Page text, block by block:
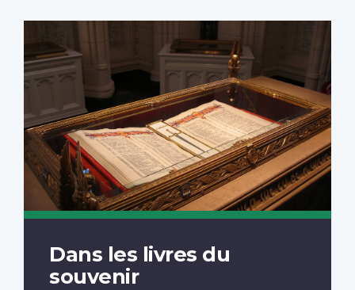
Dans les livres du
souvenir